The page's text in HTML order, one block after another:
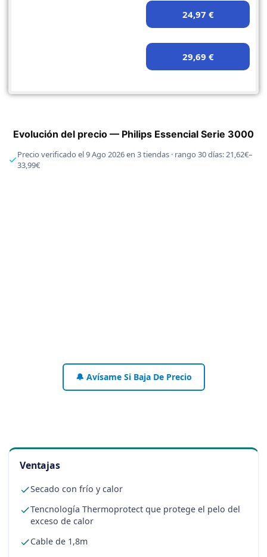
24,97 €
29,69 €
Evolución del precio — Philips Essencial Serie 3000
Precio verificado el 9 Ago 2026 en 3 tiendas · rango 30 días: 21,62€–
33,99€
🔔 Avísame Si Baja De Precio
Ventajas
Secado con frío y calor
Tencnología Thermoprotect que protege el pelo del
exceso de calor
Cable de 1,8m